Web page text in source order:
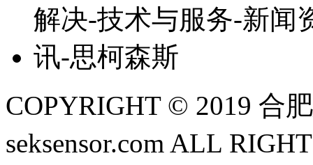
COPYRIGHT © 2019 合
seksensor.com ALL